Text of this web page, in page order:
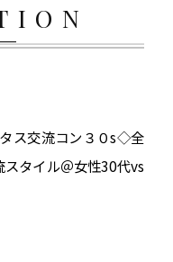
ス交流コン３０s◇全
スタイル＠女性30代vs